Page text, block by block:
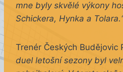
mne byly skvělé výkony
Schickera, Hynka a
Trenér Českých Budějovic
duel letošní sezony byl